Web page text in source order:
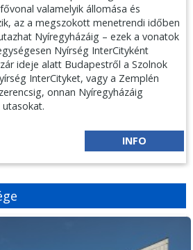
valamelyik állomása és
az a megszokott menetrendi időben
Nyíregyházáig – ezek a vonatok
Nyírség InterCityként
ideje alatt Budapestről a Szolnok
InterCityket, vagy a Zemplén
onnan Nyíregyházáig
utasokat.
INFO